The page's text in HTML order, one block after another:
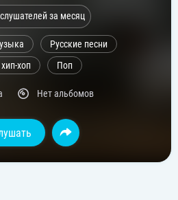
за месяц
Русские песни
хоп
Поп
Нет альбомов